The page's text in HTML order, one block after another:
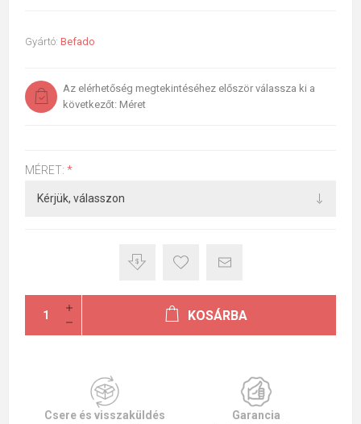
Gyártó: Befado
Az elérhetőség megtekintéséhez először válassza ki a
következőt: Méret
MÉRET: *
KOSÁRBA
Csere és visszaküldés
Garancia